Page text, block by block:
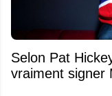
Selon Pat
vraiment signer